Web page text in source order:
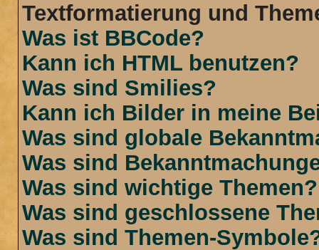
Textformatierung und
Was ist BBCode?
Kann ich HTML benutzen?
Was sind Smilies?
Kann ich Bilder in meine
Was sind globale
Was sind
Was sind wichtige Themen?
Was sind geschlossene
Was sind Themen-